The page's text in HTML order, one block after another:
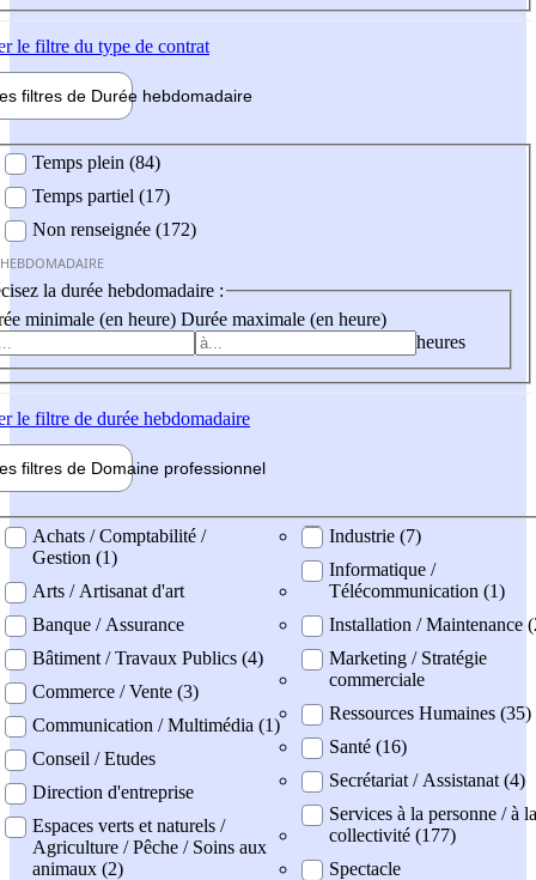
le filtre du type de contrat
filtres de Durée hebdomadaire
Temps plein (84)
Temps partiel (17)
Non renseignée (172)
la durée hebdomadaire :
minimale (en heure) Durée maximale (en heure)
heures
le filtre de durée hebdomadaire
filtres de Domaine professionnel
professionel
Achats / Comptabilité /
Gestion (1)
Arts / Artisanat d'art
Banque / Assurance
Bâtiment / Travaux Publics (4)
Commerce / Vente (3)
Communication / Multimédia (1)
Conseil / Etudes
Direction d'entreprise
Espaces verts et naturels /
Agriculture / Pêche / Soins aux
animaux (2)
Industrie (7)
Informatique /
Télécommunication (1)
Installation / Maintenance
Marketing / Stratégie
commerciale
Ressources Humaines (35)
Santé (16)
Secrétariat / Assistanat (4)
Services à la personne / à la
collectivité (177)
Spectacle